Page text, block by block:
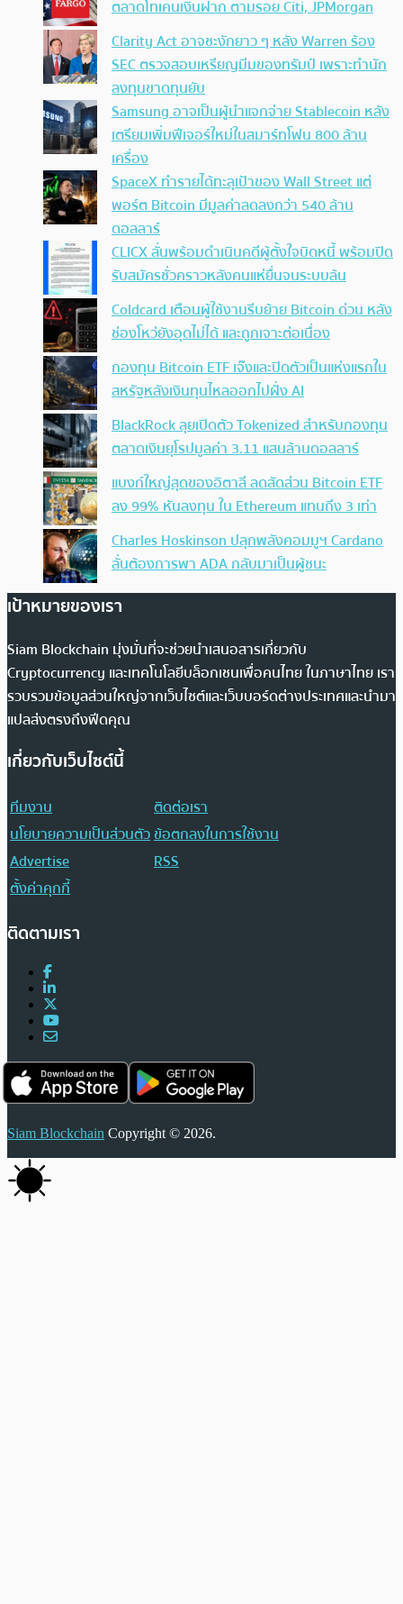
ตลาดโทเคนเงินฝาก ตามรอย Citi, JPMorgan
Clarity Act อาจชะงักยาว ๆ หลัง Warren ร้อง
SEC ตรวจสอบเหรียญมีมของทรัมป์ เพราะทำนัก
ลงทุนขาดทุนยับ
Samsung อาจเป็นผู้นำแจกจ่าย Stablecoin หลัง
เตรียมเพิ่มฟีเจอร์ใหม่ในสมาร์ทโฟน 800 ล้าน
เครื่อง
SpaceX ทำรายได้ทะลุเป้าของ Wall Street แต่
พอร์ต Bitcoin มีมูลค่าลดลงกว่า 540 ล้าน
ดอลลาร์
CLICX ลั่นพร้อมดำเนินคดีผู้ตั้งใจบิดหนี้ พร้อมปิด
รับสมัครชั่วคราวหลังคนแห่ยื่นจนระบบล้น
Coldcard เตือนผู้ใช้งานรีบย้าย Bitcoin ด่วน หลัง
ช่องโหว่ยังอุดไม่ได้ และถูกเจาะต่อเนื่อง
กองทุน Bitcoin ETF เจ๊งและปิดตัวเป็นแห่งแรกใน
สหรัฐหลังเงินทุนไหลออกไปฝั่ง AI
BlackRock ลุยเปิดตัว Tokenized สำหรับกองทุน
ตลาดเงินยุโรปมูลค่า 3.11 แสนล้านดอลลาร์
แบงก์ใหญ่สุดของอิตาลี ลดสัดส่วน Bitcoin ETF
ลง 99% หันลงทุน ใน Ethereum แทนถึง 3 เท่า
Charles Hoskinson ปลุกพลังคอมมูฯ Cardano
ลั่นต้องการพา ADA กลับมาเป็นผู้ชนะ
เป้าหมายของเรา
Siam Blockchain มุ่งมั่นที่จะช่วยนำเสนอสารเกี่ยวกับ
Cryptocurrency และเทคโนโลยีบล็อกเชนเพื่อคนไทย ในภาษาไทย เรา
รวบรวมข้อมูลส่วนใหญ่จากเว็บไซต์และเว็บบอร์ดต่างประเทศและนำมา
แปลส่งตรงถึงฟีดคุณ
เกี่ยวกับเว็บไซต์นี้
ทีมงาน
ติดต่อเรา
นโยบายความเป็นส่วนตัวข้อตกลงในการใช้งาน
Advertise
RSS
ตั้งค่าคุกกี้
ติดตามเรา
Siam Blockchain Copyright © 2026.